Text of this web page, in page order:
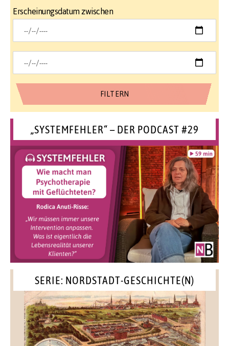
Erscheinungsdatum zwischen
„SYSTEMFEHLER“ – DER PODCAST #29
SERIE: NORDSTADT-GESCHICHTE(N)